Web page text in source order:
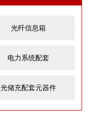
光纤信息箱
电力系统配套
光储充配套元器件